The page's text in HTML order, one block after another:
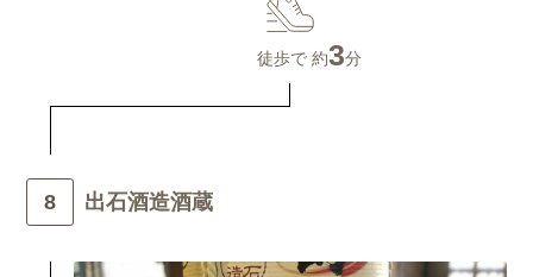
徒歩で 約3分
出石酒造酒蔵